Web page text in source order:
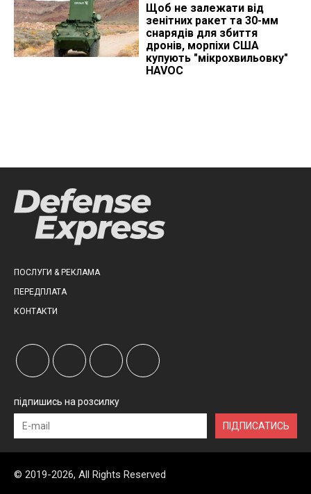
Щоб не залежати від
зенітних ракет та 30-мм
снарядів для збиття
дронів, морпіхи США
купують "мікрохвильовку"
HAVOC
ПОСЛУГИ & РЕКЛАМА
ПЕРЕДПЛАТА
КОНТАКТИ
підпишись на розсилку
ПІДПИСАТИСЬ
© 2019-2026, All Rights Reserved